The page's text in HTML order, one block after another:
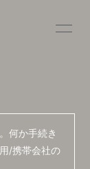
何か手続き
/携帯会社の